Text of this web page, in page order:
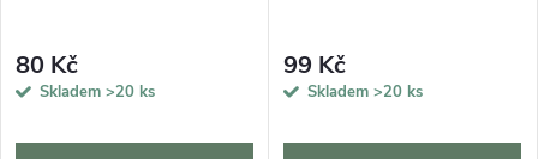
80 Kč
Skladem >20 ks
99 Kč
Skladem >20 ks